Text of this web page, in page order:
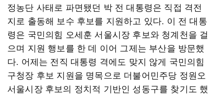
정농단 사태로 파면됐던 박 전 대통령은 직접 격전
지로 출동해 보수 후보를 지원하고 있다. 이 전 대통
령은 국민의힘 오세훈 서울시장 후보와 청계천을 걸
으며 지원 행보를 한 데 이어 그제는 부산을 방문했
다. 어제는 전직 대통령 격에도 맞지 않게 국민의힘
구청장 후보 지원을 명목으로 더불어민주당 정원오
서울시장 후보의 정치적 기반인 성동구를 찾기도 했